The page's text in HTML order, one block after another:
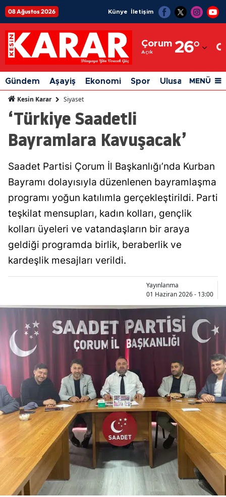
08 Ağustos 2026 Künye İletişim
Çorum
Açık 26°
Adıyaman
Afyonkarahisar
Ağrı
Ankara
Artvin
Aydın
Balıkesir
Bitlis
Bolu
Burdur
Bursa
Çanakkale
Çankırı
Çorum
Denizli
Diyarbakır
Edirne
Elazığ
Gündem Aşayiş Ekonomi Spor Ulusal Siyaset
MENÜ
Kesin Karar Siyaset
‘Türkiye Saadetli
Bayramlara Kavuşacak’
Saadet Partisi Çorum İl Başkanlığı’nda Kurban
Bayramı dolayısıyla düzenlenen bayramlaşma
programı yoğun katılımla gerçekleştirildi. Parti
teşkilat mensupları, kadın kolları, gençlik
kolları üyeleri ve vatandaşların bir araya
geldiği programda birlik, beraberlik ve
kardeşlik mesajları verildi.
Yayınlanma
01 Haziran 2026 - 13:00